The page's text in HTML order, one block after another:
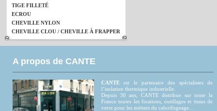
TIGE FILLETÉ
ECROU
CHEVILLE NYLON
CHEVILLE CLOU / CHEVILLE À FRAPPER
A propos de CANTE
CANTE est le partenaire des spécialistes de
l’isolation thermique industrielle.
Depuis 30 ans, CANTE distribue sur toute la
France toutes les fixations, outillages et tissus de
verre pour les métiers du calorifugeage...